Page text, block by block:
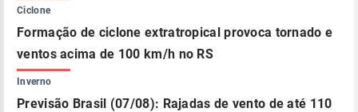
Ciclone
Formação de ciclone extratropical provoca tornado e
ventos acima de 100 km/h no RS
Inverno
Previsão Brasil (07/08): Rajadas de vento de até 110